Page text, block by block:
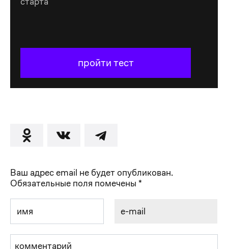
пройти тест
Ваш адрес email не будет опубликован.
Обязательные поля помечены *